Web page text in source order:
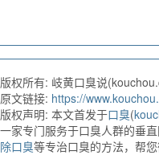
版权所有: 岐黄口臭说
原文链接: https://
版权声明: 本文首发于口臭(
一家专门服务于口臭人群的垂
除口臭等专治口臭的方法，帮